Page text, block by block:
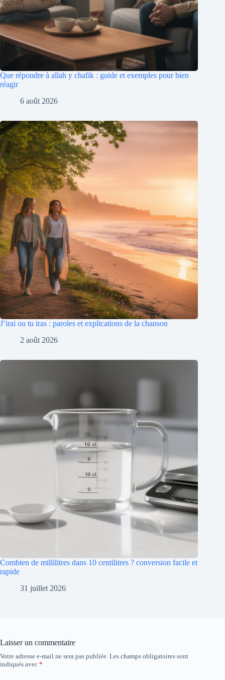
Que répondre à allah y chafik : guide et exemples pour bien
réagir
6 août 2026
J’irai ou tu iras : paroles et explications de la chanson
2 août 2026
Combien de millilitres dans 10 centilitres ? conversion facile et
rapide
31 juillet 2026
Laisser un commentaire
Votre adresse e-mail ne sera pas publiée. Les champs obligatoires sont
indiqués avec *